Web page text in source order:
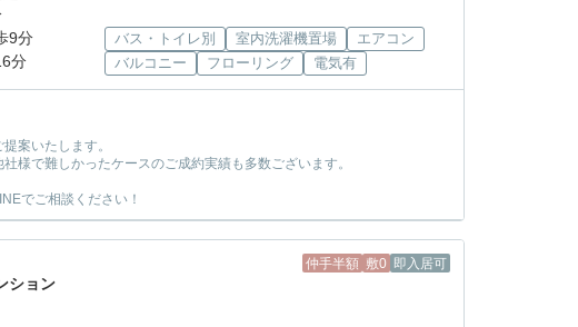
9分
分
バス・トイレ別 室内洗濯機置場
エアコン
バルコニー
フローリング 電気有
案いたします。
様で難しかったケースのご成約実績も多数ございます。
でご相談ください！
仲手半額 敷0 即入居可
ション